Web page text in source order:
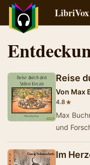
Reise
Von Max
4.8★
Max
und
Im